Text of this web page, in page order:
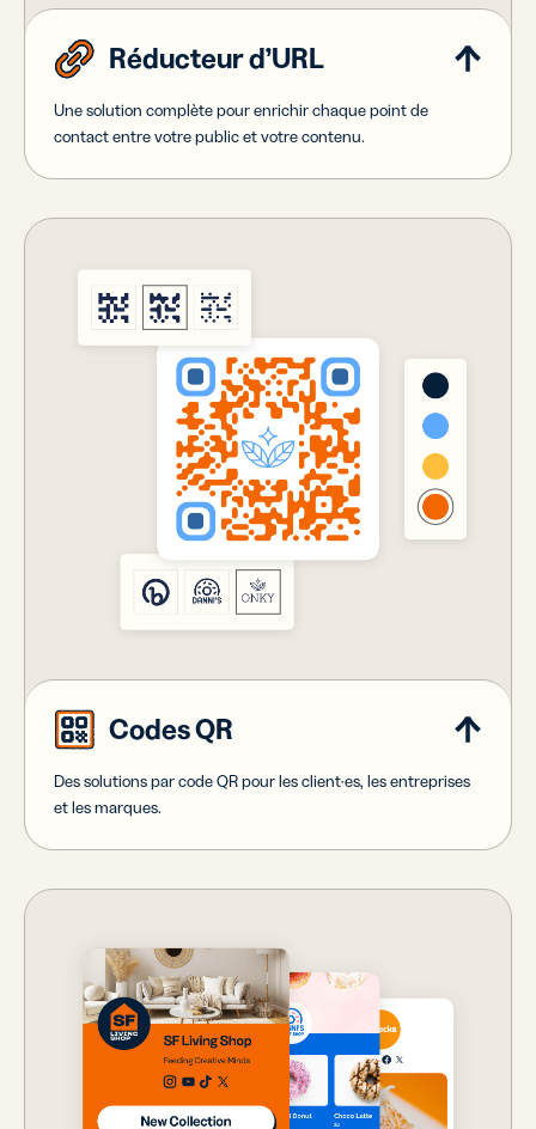
Réducteur d’URL
Une solution complète pour enrichir chaque point de
contact entre votre public et votre contenu.
Codes QR
Des solutions par code QR pour les client·es, les entreprises
et les marques.